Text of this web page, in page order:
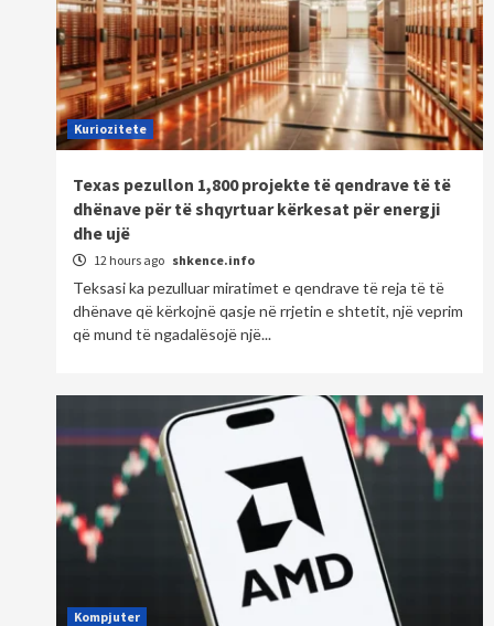
Kuriozitete
Texas pezullon 1,800 projekte të qendrave të të
dhënave për të shqyrtuar kërkesat për energji
dhe ujë
12 hours ago shkence.info
Teksasi ka pezulluar miratimet e qendrave të reja të të
dhënave që kërkojnë qasje në rrjetin e shtetit, një veprim
që mund të ngadalësojë një...
Kompjuter